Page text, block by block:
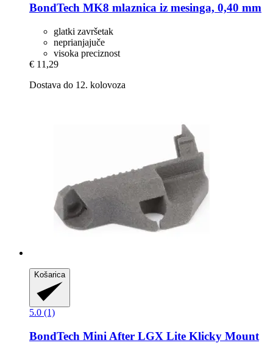
BondTech MK8 mlaznica iz mesinga, 0,40 mm
glatki završetak
neprianjajuče
visoka preciznost
€ 11,29
Dostava do 12. kolovoza
Košarica
5.0 (1)
BondTech Mini After LGX Lite Klicky Mount